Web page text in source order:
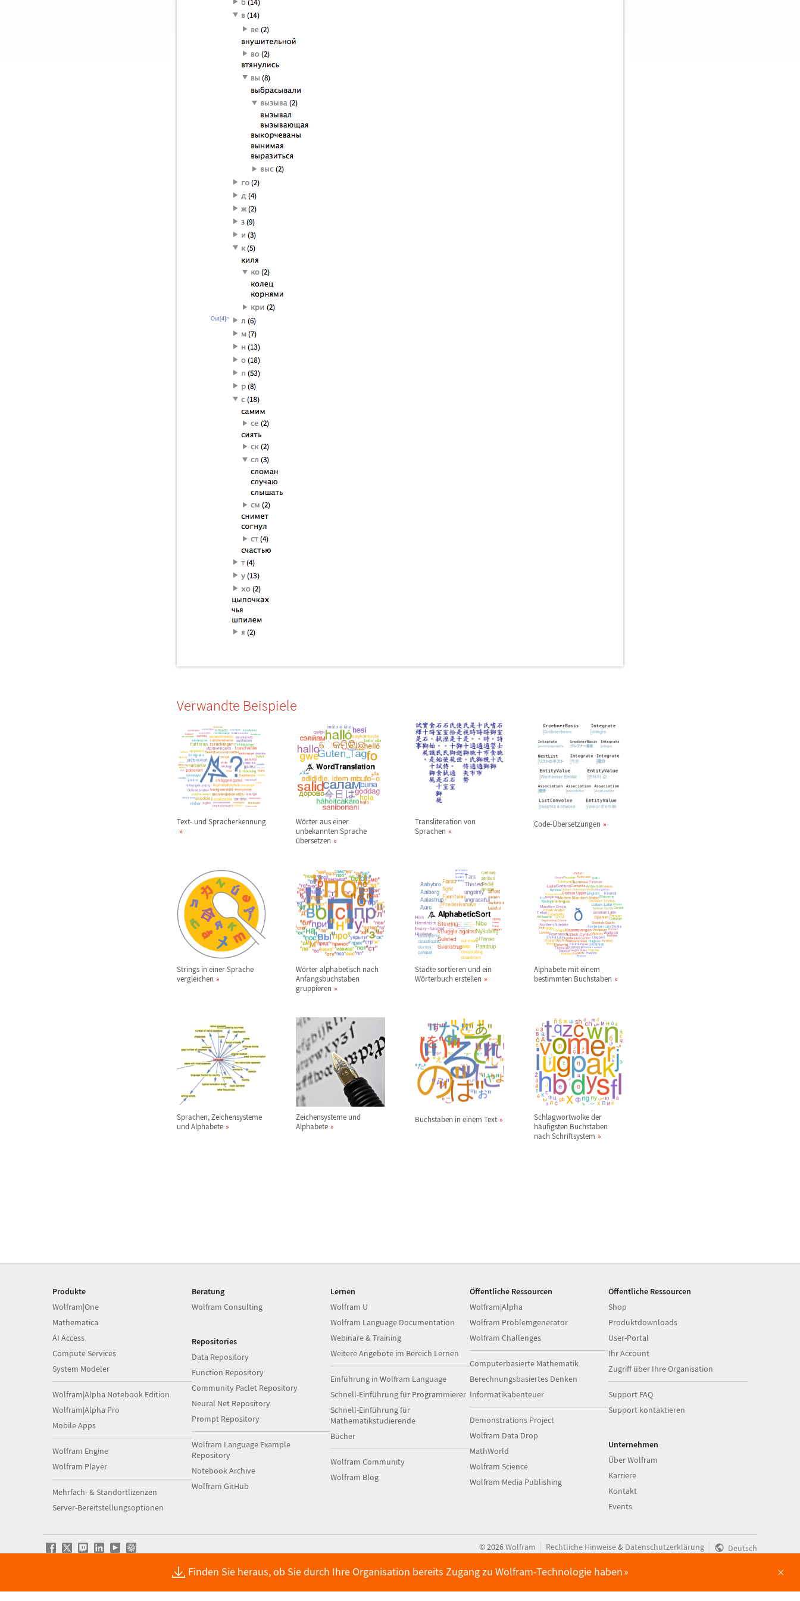
Out[4]=
Verwandte Beispiele
Text- und Spracherkennung Wörter aus einer
unbekannten Sprache
übersetzen
Transliteration von
Sprachen
Code-Übersetzungen
Strings in einer Sprache
vergleichen
Wörter alphabetisch nach
Anfangsbuchstaben
gruppieren
Städte sortieren und ein
Wörterbuch erstellen
Alphabete mit einem
bestimmten Buchstaben
Sprachen, Zeichensysteme
und Alphabete
Zeichensysteme und
Alphabete
Buchstaben in einem Text
Schlagwortwolke der
häufigsten Buchstaben
nach Schriftsystem
Produkte
Wolfram|One
Mathematica
AI Access
Compute Services
System Modeler
Wolfram|Alpha Notebook Edition
Wolfram|Alpha Pro
Mobile Apps
Wolfram Engine
Wolfram Player
Mehrfach- & Standortlizenzen
Server-Bereitstellungsoptionen
Beratung
Wolfram Consulting
Repositories
Data Repository
Function Repository
Community Paclet Repository
Neural Net Repository
Prompt Repository
Wolfram Language Example
Repository
Notebook Archive
Wolfram GitHub
Lernen
Wolfram U
Wolfram Language Documentation
Webinare & Training
Weitere Angebote im Bereich Lernen
Einführung in Wolfram Language
Schnell-Einführung für Programmierer
Schnell-Einführung für
Mathematikstudierende
Bücher
Wolfram Community
Wolfram Blog
Öffentliche Ressourcen
Wolfram|Alpha
Wolfram Problemgenerator
Wolfram Challenges
Computerbasierte Mathematik
Berechnungsbasiertes Denken
Informatikabenteuer
Demonstrations Project
Wolfram Data Drop
MathWorld
Wolfram Science
Wolfram Media Publishing
Öffentliche Ressourcen
Shop
Produktdownloads
User-Portal
Ihr Account
Zugriff über Ihre Organisation
Support FAQ
Support kontaktieren
Unternehmen
Über Wolfram
Karriere
Kontakt
Events
©2026Wolfram Rechtliche Hinweise& Datenschutzerklärung Deutsch
Finden Sie heraus, ob Sie durch Ihre Organisation bereits Zugang zu Wolfram-Technologie haben ×